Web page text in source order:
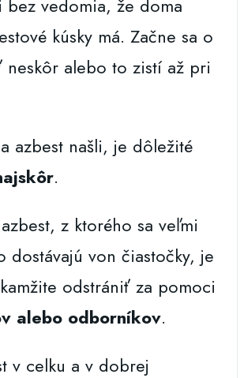
bez vedomia, že doma
kúsky má. Začne sa o
neskôr alebo to zistí až pri
azbest našli, je dôležité
.
z ktorého sa veľmi
dostávajú von čiastočky, je
odstrániť za pomoci
alebo odborníkov.
v celku a v dobrej